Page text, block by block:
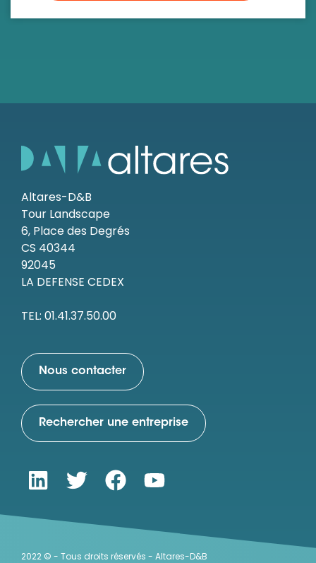
Altares-D&B
Tour Landscape
6, Place des Degrés
CS 40344
92045
LA DEFENSE CEDEX
TEL: 01.41.37.50.00
Nous contacter
Rechercher une entreprise
2022 © - Tous droits réservés - Altares-D&B